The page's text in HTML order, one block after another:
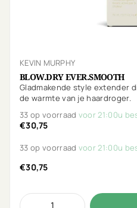
KEVIN MURPHY
BLOW.DRY EVER.SMOOTH
Gladmakende style extender
de warmte van je haardroger.
33 op voorraad voor 21:00u
€30,75
33 op voorraad voor 21:00u
€30,75